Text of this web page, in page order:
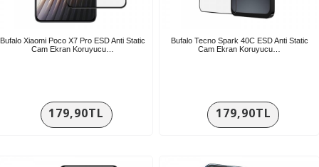
Bufalo Xiaomi Poco X7 Pro ESD Anti Static
Cam Ekran Koruyucu…
179,90TL
Bufalo Tecno Spark 40C ESD Anti Static
Cam Ekran Koruyucu…
179,90TL